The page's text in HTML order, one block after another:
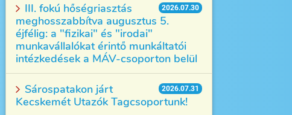
2026.07.30
III. fokú hőségriasztás
meghosszabbítva augusztus 5.
éjfélig: a "fizikai" és "irodai"
munkavállalókat érintő munkáltatói
intézkedések a MÁV-csoporton belül
2026.07.31
Sárospatakon járt
Kecskemét Utazók Tagcsoportunk!